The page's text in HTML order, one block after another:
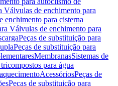
Válvulas de enchimento para
enchimento para cisterna
Válvulas de enchimento para
Peças de substituição para
Peças de substituição para
MembranasSistemas de
para água
AcessóriosPeças de
Peças de substituição para